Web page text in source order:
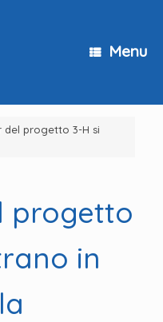
Menu
del progetto 3-H si
progetto
in